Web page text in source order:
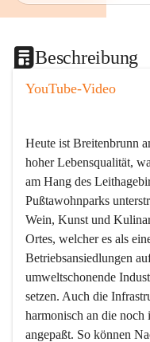
Beschreibung
YouTube-Video
Heute ist Breitenbrunn
hoher Lebensqualität,
am Hang des
Pußtawohnparks
Wein, Kunst und
Ortes, welcher es als
Betriebsansiedlungen
umweltschonende
setzen. Auch die
harmonisch an die noch
angepaßt. So können